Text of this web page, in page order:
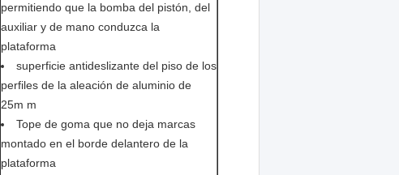
permitiendo que la bomba del pistón, del
auxiliar y de mano conduzca la
plataforma
superficie antideslizante del piso de los
perfiles de la aleación de aluminio de
25m m
Tope de goma que no deja marcas
montado en el borde delantero de la
plataforma